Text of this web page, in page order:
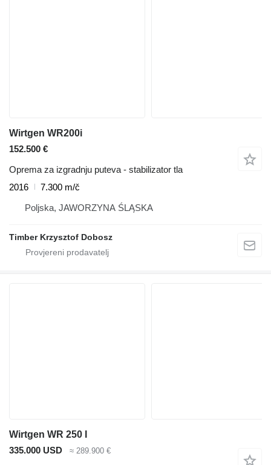
Wirtgen WR200i
152.500 €
Oprema za izgradnju puteva - stabilizator tla
2016
7.300 m/č
Poljska, JAWORZYNA ŚLĄSKA
Timber Krzysztof Dobosz
Wirtgen WR 250 I
335.000 USD
≈ 289.900 €